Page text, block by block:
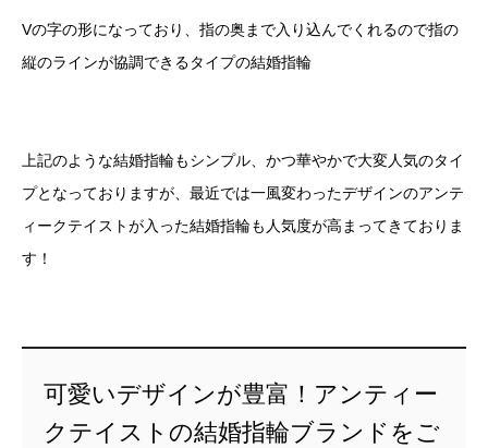
Vの字の形になっており、指の奥まで入り込んでくれるので指の
縦のラインが協調できるタイプの結婚指輪
上記のような結婚指輪もシンプル、かつ華やかで大変人気のタイ
プとなっておりますが、最近では一風変わったデザインのアンテ
ィークテイストが入った結婚指輪も人気度が高まってきておりま
す！
可愛いデザインが豊富！アンティー
クテイストの結婚指輪ブランドをご